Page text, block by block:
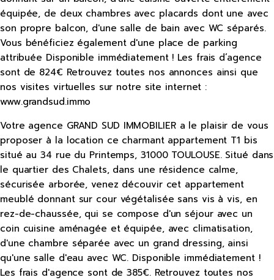
équipée, de deux chambres avec placards dont une avec
son propre balcon, d'une salle de bain avec WC séparés.
Vous bénéficiez également d'une place de parking
attribuée Disponible immédiatement ! Les frais d’agence
sont de 824€ Retrouvez toutes nos annonces ainsi que
nos visites virtuelles sur notre site internet :
www.grandsud.immo
Votre agence GRAND SUD IMMOBILIER a le plaisir de vous
proposer à la location ce charmant appartement T1 bis
situé au 34 rue du Printemps, 31000 TOULOUSE. Situé dans
le quartier des Chalets, dans une résidence calme,
sécurisée arborée, venez découvir cet appartement
meublé donnant sur cour végétalisée sans vis à vis, en
rez-de-chaussée, qui se compose d'un séjour avec un
coin cuisine aménagée et équipée, avec climatisation,
d'une chambre séparée avec un grand dressing, ainsi
qu'une salle d'eau avec WC. Disponible immédiatement !
Les frais d'agence sont de 385€. Retrouvez toutes nos